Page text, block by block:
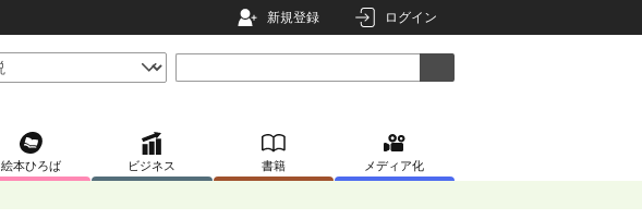
新規登録 ログイン
絵本ひろば ビジネス 書籍 メディア化